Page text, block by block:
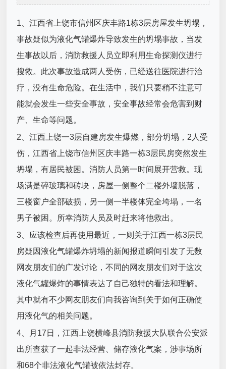
1、江西省上饶市信州区庆丰路1栋3层房屋发生坍塌，
事故疑似为液化气罐爆炸导致发生的坍塌事故，当发
生事故以后，消防救援人员立即利用生命探测仪进行
搜救。此次事故造成两人受伤，已经送往医院进行治
疗，没有生命危险。在生活中，我们只要稍不注意可
能就会发生一些安全事故，安全事故经常会危害到财
产、生命等问题。
2、江西上饶一3层自建房发生爆燃，部分坍塌，2人受
伤，江西省上饶市信州区庆丰路一栋3层民房突然发生
坍塌，有居民被困。消防人员第一时间展开营救。现
场满是碎玻璃和砖块，房屋一侧整个二楼外墙脱落，
三楼窗户全部破损，另一侧一半楼体完全垮塌，一名
男子被困。所幸消防人员及时赶来将他救出。
3、应该检查后再使用最近，一则关于江西一栋3层民
房疑因液化气罐爆炸坍塌的新闻报道瞬间引发了无数
网友朋友们的广发讨论，不同的网友朋友们对于这次
液化气罐爆炸的事情表达了自己独特的看法和理解。
其中就有不少网友朋友们向我咨询到关于如何正确使
用液化气的相关问题。
4、月17日，江西上饶横峰县消防救援大队联合公安派
出所查获了一起非法经营、储存液化气案，涉事场所
和68个非法液化气罐被依法封存。